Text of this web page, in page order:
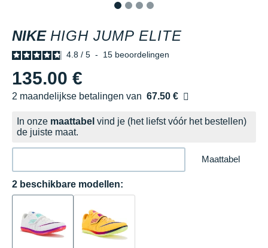
NIKE HIGH JUMP ELITE
4.8 / 5 - 15 beoordelingen
135.00 €
2 maandelijkse betalingen van 67.50 €
zonder kosten
In onze maattabel vind je (het liefst vóór het bestellen)
de juiste maat.
Maattabel
2 beschikbare modellen: